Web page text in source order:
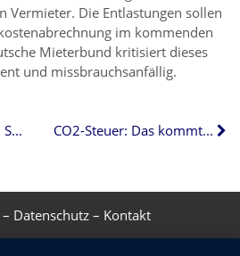
Vermieter. Die Entlastungen sollen
im kommenden
Mieterbund kritisiert dieses
und missbrauchsanfällig.
Schimmel vermeiden: So gehts! CO2-Steuer: Das kommt auf Mieter und Vermieter zu
– Datenschutz – Kontakt